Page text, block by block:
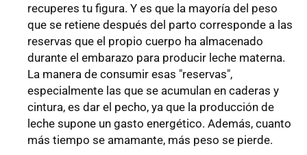
recuperes tu figura. Y es que la mayoría del peso
que se retiene después del parto corresponde a las
reservas que el propio cuerpo ha almacenado
durante el embarazo para producir leche materna.
La manera de consumir esas "reservas",
especialmente las que se acumulan en caderas y
cintura, es dar el pecho, ya que la producción de
leche supone un gasto energético. Además, cuanto
más tiempo se amamante, más peso se pierde.